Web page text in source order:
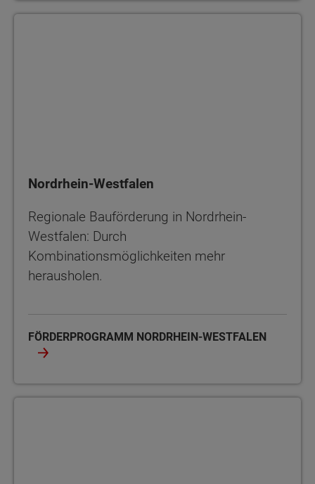
Nordrhein-Westfalen
Regionale Bauförderung in Nordrhein-
Westfalen: Durch
Kombinationsmöglichkeiten mehr
herausholen.
FÖRDERPROGRAMM NORDRHEIN-WESTFALEN